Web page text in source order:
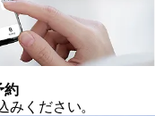
約
みください。